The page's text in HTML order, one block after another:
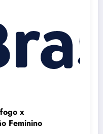
x
Feminino